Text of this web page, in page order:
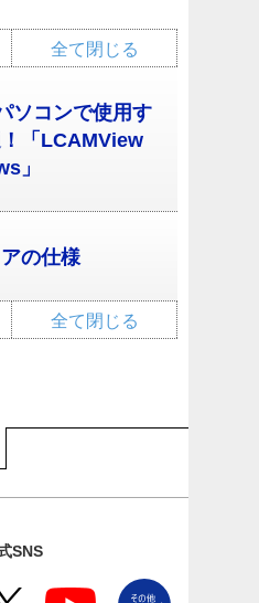
全て閉じる
ソコンで使用す
「LCAMView
」
の仕様
全て閉じる
SNS